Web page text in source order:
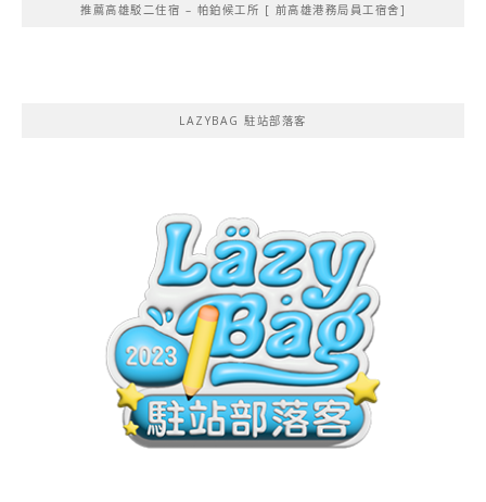
推薦高雄駁二住宿 – 帕鉑候工所 [ 前高雄港務局員工宿舍]
LAZYBAG 駐站部落客